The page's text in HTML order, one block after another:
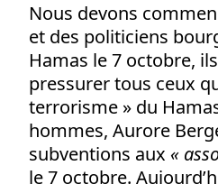
Nous devons
et des politiciens
Hamas le 7 octobre,
pressurer tous ceux
terrorisme » du
hommes, Aurore
subventions aux «
le 7 octobre.